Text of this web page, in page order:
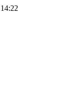
14:22